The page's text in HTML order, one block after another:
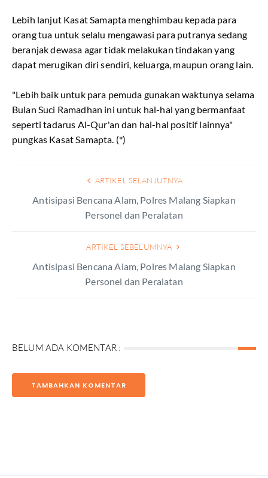
Lebih lanjut Kasat Samapta menghimbau kepada para
orang tua untuk selalu mengawasi para putranya sedang
beranjak dewasa agar tidak melakukan tindakan yang
dapat merugikan diri sendiri, keluarga, maupun orang lain.
"Lebih baik untuk para pemuda gunakan waktunya selama
Bulan Suci Ramadhan ini untuk hal-hal yang bermanfaat
seperti tadarus Al-Qur'an dan hal-hal positif lainnya"
pungkas Kasat Samapta. (*)
ARTIKEL SELANJUTNYA
Antisipasi Bencana Alam, Polres Malang Siapkan
Personel dan Peralatan
ARTIKEL SEBELUMNYA
Antisipasi Bencana Alam, Polres Malang Siapkan
Personel dan Peralatan
BELUM ADA KOMENTAR :
TAMBAHKAN KOMENTAR